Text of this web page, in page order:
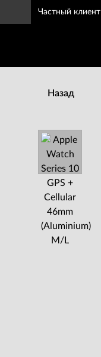
Частный клиент
Назад